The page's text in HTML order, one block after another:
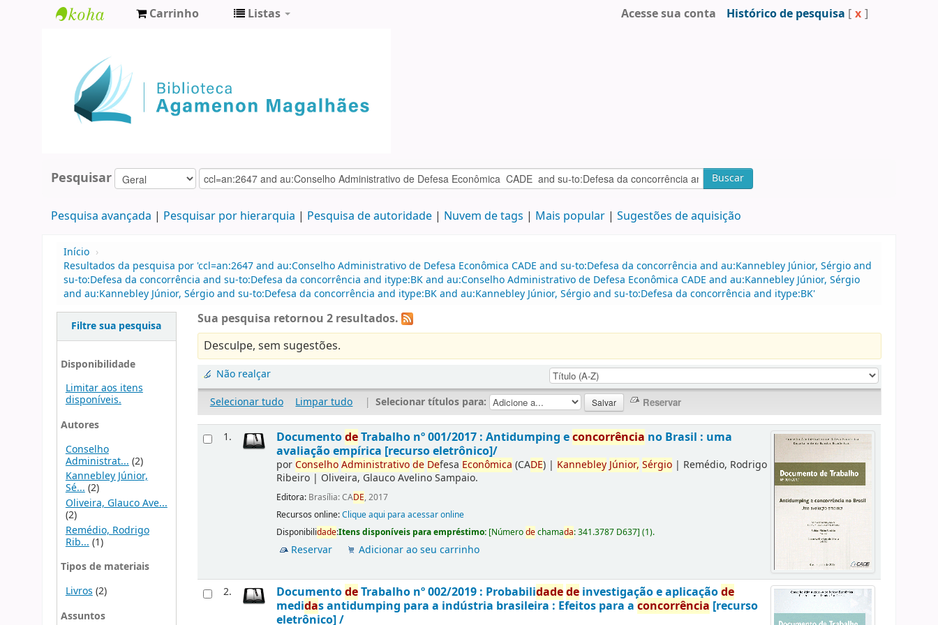
Agamenon
Magalhães
Carrinho Listas Acesse sua conta Histórico de pesquisa [ x ]
Pesquisar Buscar
Pesquisa avançada Pesquisar por hierarquia Pesquisa de autoridade Nuvem de tags Mais popular Sugestões de aquisição
Início ›
Resultados da pesquisa por 'ccl=an:2647 and au:Conselho Administrativo de Defesa Econômica CADE and su-to:Defesa da concorrência and au:Kannebley Júnior, Sérgio and
su-to:Defesa da concorrência and su-to:Defesa da concorrência and itype:BK and au:Conselho Administrativo de Defesa Econômica CADE and au:Kannebley Júnior, Sérgio
and au:Kannebley Júnior, Sérgio and su-to:Defesa da concorrência and itype:BK and au:Kannebley Júnior, Sérgio and su-to:Defesa da concorrência and itype:BK'
Filtre sua pesquisa
Disponibilidade
Limitar aos itens
disponíveis.
Autores
Conselho
Administrat... (2)
Kannebley Júnior,
Sé...(2)
Oliveira, Glauco Ave...
(2)
Remédio, Rodrigo
Rib... (1)
Tipos de materiais
Livros (2)
Assuntos
Sua pesquisa retornou 2 resultados.
Desculpe, sem sugestões.
Não realçar
Selecionar tudo
Limpar tudo | Selecionar títulos para:
1. DocumentodeTrabalho nº 001/2017 : Antidumping econcorrência no Brasil : uma
avaliação empírica [recurso eletrônico]/
porConselhoAdministrativode Defesa Econômica (CADE) | KannebleyJúnior, Sérgio | Remédio, Rodrigo
Ribeiro | Oliveira, Glauco Avelino Sampaio.
Editora: Brasília: CADE, 2017
Recursos online:Clique aqui para acessar online
Disponibilidade:Itens disponíveis para empréstimo: [Númerodechamada:341.3787 D637](1).
Reservar Adicionar ao seu carrinho
2. DocumentodeTrabalho nº 002/2019 : Probabilidadede investigação e aplicaçãode
medidas antidumping para a indústria brasileira : Efeitos para aconcorrência [recurso
eletrônico] /